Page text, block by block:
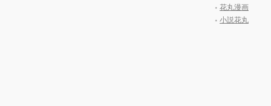
花丸漫画
小説花丸